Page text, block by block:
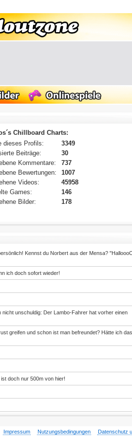
Chillboard Charts:
dieses Profils:
3349
Beiträge:
30
Kommentare:
737
Bewertungen:
1007
Videos:
45958
Games:
146
Bilder:
178
Kennst du Norbert aus der Mensa?
ich doch sofort wieder!
nicht unschuldig: Der Lambo-Fahrer hat vorher einen
greifen und schon ist man befreundet? Hätte ich
doch nur 500m von hier!
Impressum Nutzungsbedingungen Datenschutz